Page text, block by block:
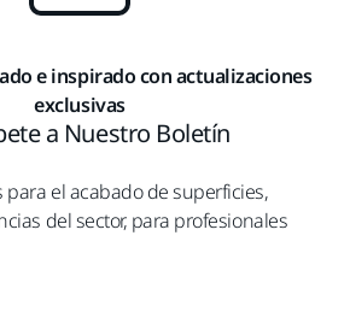
e inspirado con actualizaciones
exclusivas
a Nuestro Boletín
el acabado de superficies,
del sector, para profesionales